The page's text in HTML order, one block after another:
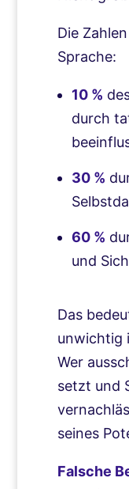
Die
Sprache:
10 %
durch
30 %
60 %
und
Das
unwichtig
Wer
setzt und
seines
Falsche